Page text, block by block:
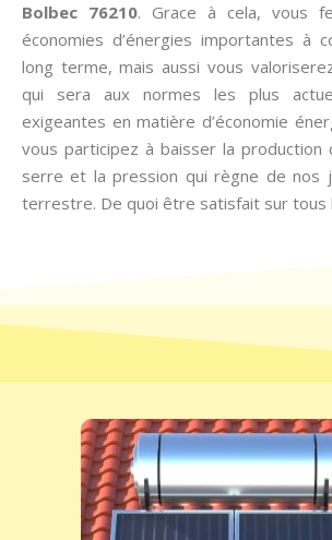
Bolbec 76210. Grace à cela, vous
économies d’énergies importantes à
long terme, mais aussi vous
qui sera aux normes les plus
exigeantes en matière d’économie
vous participez à baisser la
serre et la pression qui règne de nos
terrestre. De quoi être satisfait sur tous